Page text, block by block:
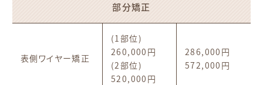
部分矯正
表側ワイヤー矯正
(1部位)
260,000円
(2部位)
520,000円
286,000円
572,000円